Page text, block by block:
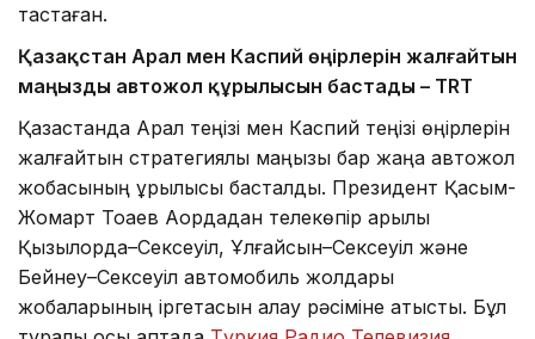
тастаған.
Қазақстан Арал мен Каспий өңірлерін жалғайтын
маңызды автожол құрылысын бастады – TRT
Қазақстанда Арал теңізі мен Каспий теңізі өңірлерін
жалғайтын стратегиялық маңызы бар жаңа автожол
жобасының құрылысы басталды. Президент Қасым-
Жомарт Тоқаев Ақордадан телекөпір арқылы
Қызылорда–Сексеуіл, Ұлғайсын–Сексеуіл және
Бейнеу–Сексеуіл автомобиль жолдары
жобаларының іргетасын қалау рәсіміне қатысты. Бұл